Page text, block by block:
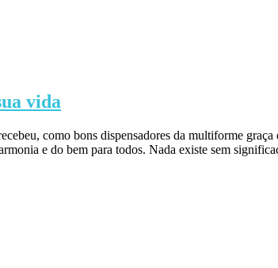
vida
como bons dispensadores da multiforme
e do bem para todos. Nada existe sem